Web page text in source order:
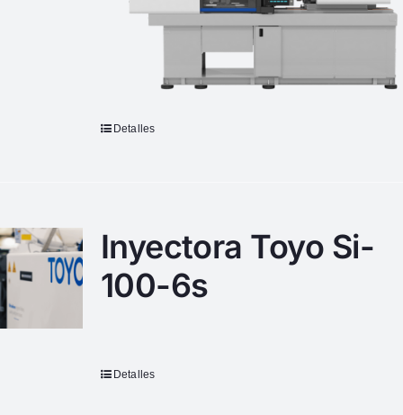
Detalles
Inyectora Toyo Si-
100-6s
Detalles